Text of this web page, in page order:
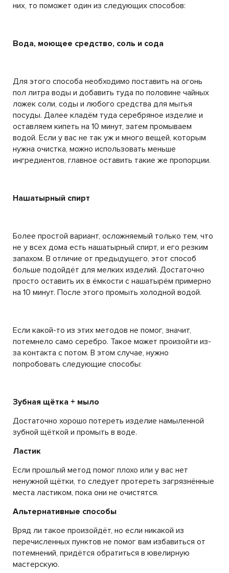
них, то поможет один из следующих способов:
Вода, моющее средство, соль и сода
Для этого способа необходимо поставить на огонь
пол литра воды и добавить туда по половине чайных
ложек соли, соды и любого средства для мытья
посуды. Далее кладём туда серебряное изделие и
оставляем кипеть на 10 минут, затем промываем
водой. Если у вас не так уж и много вещей, которым
нужна очистка, можно использовать меньше
ингредиентов, главное оставить такие же пропорции.
Нашатырный спирт
Более простой вариант, осложняемый только тем, что
не у всех дома есть нашатырный спирт, и его резким
запахом. В отличие от предыдущего, этот способ
больше подойдёт для мелких изделий. Достаточно
просто оставить их в ёмкости с нашатырём примерно
на 10 минут. После этого промыть холодной водой.
Если какой-то из этих методов не помог, значит,
потемнело само серебро. Такое может произойти из-
за контакта с потом. В этом случае, нужно
попробовать следующие способы:
Зубная щётка + мыло
Достаточно хорошо потереть изделие намыленной
зубной щёткой и промыть в воде.
Ластик
Если прошлый метод помог плохо или у вас нет
ненужной щётки, то следует протереть загрязнённые
места ластиком, пока они не очистятся.
Альтернативные способы
Вряд ли такое произойдёт, но если никакой из
перечисленных пунктов не помог вам избавиться от
потемнений, придётся обратиться в ювелирную
мастерскую.